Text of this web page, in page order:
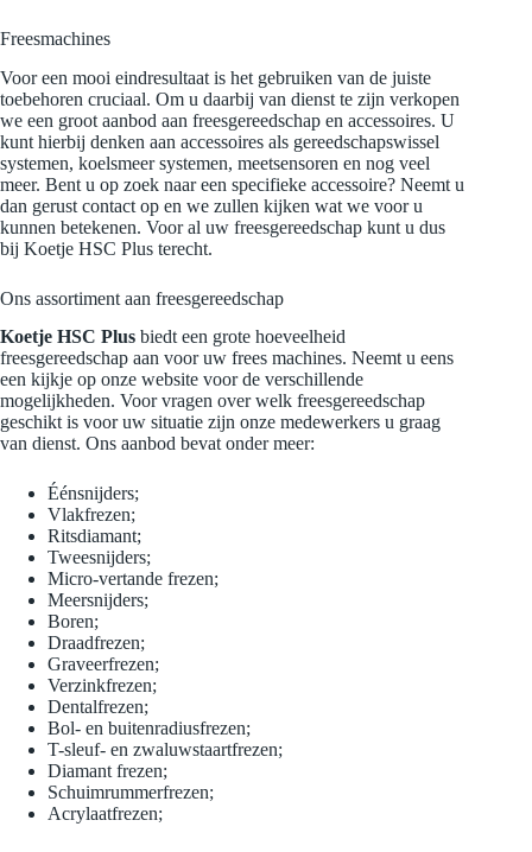
Freesmachines
Voor een mooi eindresultaat is het gebruiken van de juiste
toebehoren cruciaal. Om u daarbij van dienst te zijn verkopen
we een groot aanbod aan freesgereedschap en accessoires. U
kunt hierbij denken aan accessoires als gereedschapswissel
systemen, koelsmeer systemen, meetsensoren en nog veel
meer. Bent u op zoek naar een specifieke accessoire? Neemt u
dan gerust contact op en we zullen kijken wat we voor u
kunnen betekenen. Voor al uw freesgereedschap kunt u dus
bij Koetje HSC Plus terecht.
Ons assortiment aan freesgereedschap
Koetje HSC Plus biedt een grote hoeveelheid
freesgereedschap aan voor uw frees machines. Neemt u eens
een kijkje op onze website voor de verschillende
mogelijkheden. Voor vragen over welk freesgereedschap
geschikt is voor uw situatie zijn onze medewerkers u graag
van dienst. Ons aanbod bevat onder meer:
Éénsnijders;
Vlakfrezen;
Ritsdiamant;
Tweesnijders;
Micro-vertande frezen;
Meersnijders;
Boren;
Draadfrezen;
Graveerfrezen;
Verzinkfrezen;
Dentalfrezen;
Bol- en buitenradiusfrezen;
T-sleuf- en zwaluwstaartfrezen;
Diamant frezen;
Schuimrummerfrezen;
Acrylaatfrezen;